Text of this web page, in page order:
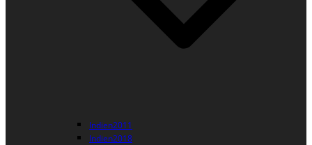
Indien2011
Indien2018